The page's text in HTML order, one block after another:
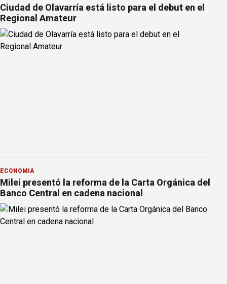
Ciudad de Olavarría está listo para el debut en el
Regional Amateur
ECONOMÍA
Milei presentó la reforma de la Carta Orgánica del
Banco Central en cadena nacional